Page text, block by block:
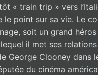
« train trip » vers
le point sur sa vie. Le
soit un grand
il met ses
George Clooney dans
du cinéma